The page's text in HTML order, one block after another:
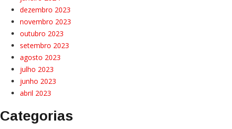
dezembro 2023
novembro 2023
outubro 2023
setembro 2023
agosto 2023
julho 2023
junho 2023
abril 2023
Categorias